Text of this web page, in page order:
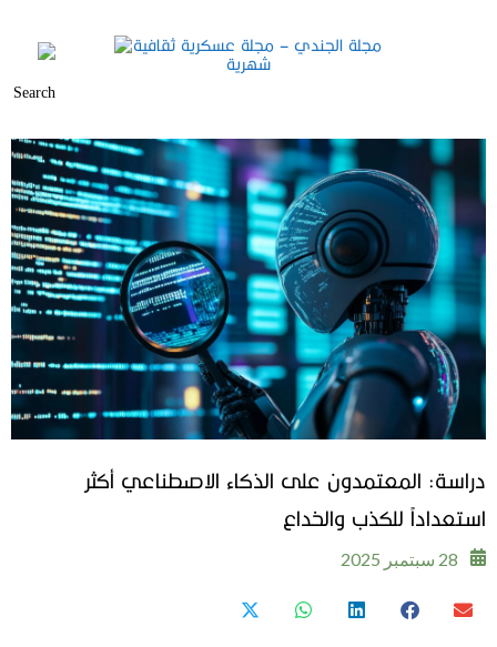
دراسة: المعتمدون على الذكاء الاصطناعي أكثر
استعداداً للكذب والخداع
28 سبتمبر 2025